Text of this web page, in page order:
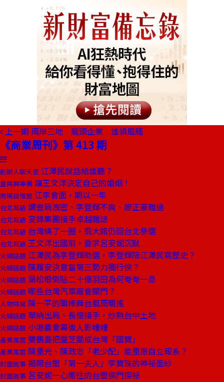
上一期 兩岸三地 龍頭企業 誰領風騷
《商業周刊》第 413 期
創辦人聊天室 江澤民說話給誰聽？
童再興專欄 讓王文洋決定自己的婚姻！
商場自慢塾 江李會面，期以一年
台北耳語 調查局洩密、李登輝不爽、廖正豪難過
台北耳語 安鋒集團接手卓越雜誌
台北耳語 台灣繞了一圈，翁大銘仍回台北參選
台北耳語 王文洋出國前，要求呂安妮沉默
火線話題 江澤民為李登輝助選，李登輝陪江澤民寫歷史？
火線話題 陳履安決意當第三勢力獨行俠？
火線話題 葉松根倒貼二十億羽田為何奄奄一息
火線話題 哪些台灣汽車廠會關門？
人物特寫 陳一平的職棒舞台風雨飄搖
火線話題 華納出局、長億接手，炒熱台中土地
火線話題 小港農會幕後人影幢幢
產業風雲 雙鶴要把靈芝變成台灣「國寶」
產業風雲 陳重光、陳政忠「老少配」能重振自立報系？
封面故事 揭開台塑「第一夫人」李寶珠的神祕面紗
封面故事 呂安妮一心嚮往的台塑侯門探祕